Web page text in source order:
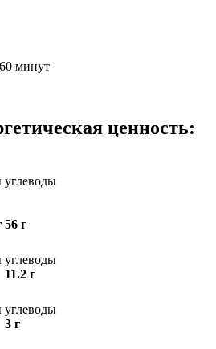
60 минут
ценность:
углеводы
56 г
углеводы
11.2 г
углеводы
3 г